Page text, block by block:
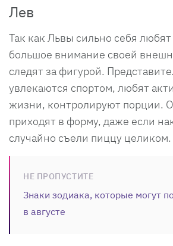
Лев
Так как Львы сильно себя
большое внимание своей
следят за фигурой.
увлекаются спортом, любят
жизни, контролируют порции.
приходят в форму, даже если
случайно съели пиццу целиком.
НЕ ПРОПУСТИТЕ
Знаки зодиака, которые могут
в августе